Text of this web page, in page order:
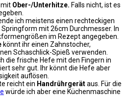
mit Ober-/Unterhitze. Falls nicht, ist es
ich meistens einen rechteckigen
mit 26cm Durchmesser. In
im Rezept angegeben.
könnt ihr einen Zahnstocher,
Schaschlick-Spieß verwenden.
die frische Hefe mit den Fingern in
sehr gut. Ihr könnt die Hefe aber
auflösen.
reicht ein Handrührgerätaus. Für die
würde ich aber eine Küchenmaschine